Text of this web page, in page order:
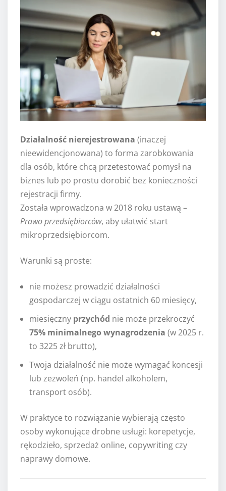
Działalność nierejestrowana (inaczej
nieewidencjonowana) to forma zarobkowania
dla osób, które chcą przetestować pomysł na
biznes lub po prostu dorobić bez konieczności
rejestracji firmy.
Została wprowadzona w 2018 roku ustawą –
Prawo przedsiębiorców, aby ułatwić start
mikroprzedsiębiorcom.
Warunki są proste:
nie możesz prowadzić działalności
gospodarczej w ciągu ostatnich 60 miesięcy,
miesięczny przychód nie może przekroczyć
75% minimalnego wynagrodzenia (w 2025 r.
to 3225 zł brutto),
Twoja działalność nie może wymagać koncesji
lub zezwoleń (np. handel alkoholem,
transport osób).
W praktyce to rozwiązanie wybierają często
osoby wykonujące drobne usługi: korepetycje,
rękodzieło, sprzedaż online, copywriting czy
naprawy domowe.